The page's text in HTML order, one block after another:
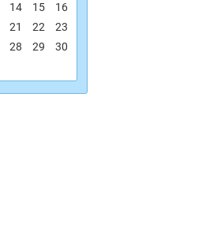
14 15
16
21 22
23
28 29
30